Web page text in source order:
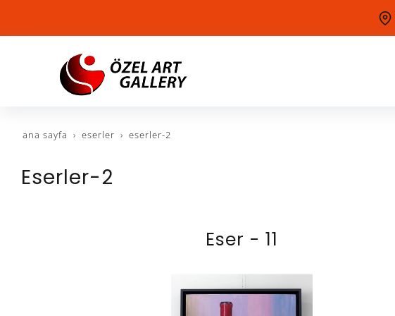
ana sayfa eserler eserler-2
Eserler-2
Eser - 11